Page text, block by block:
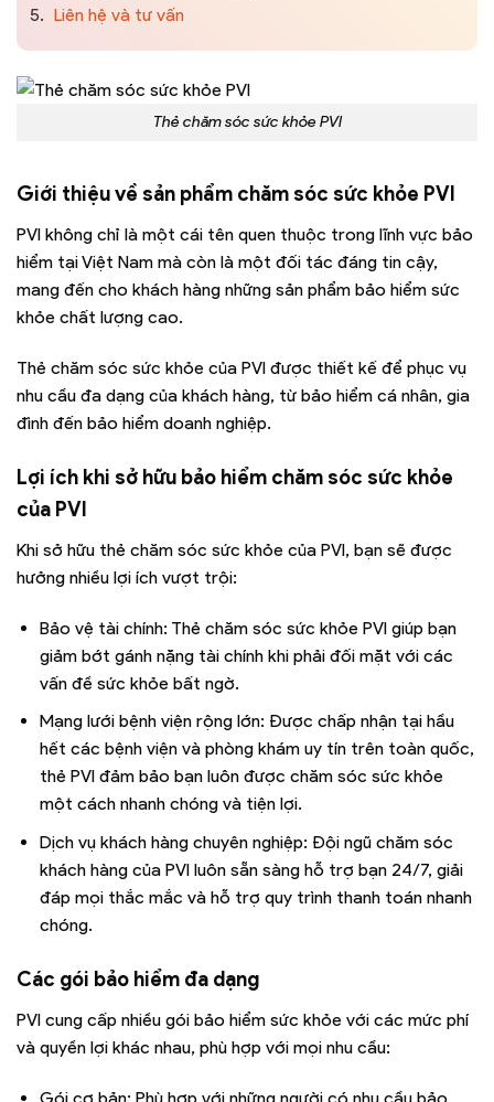
5. Liên hệ và tư vấn
Thẻ chăm sóc sức khỏe PVI
Giới thiệu về sản phẩm chăm sóc sức khỏe PVI
PVI không chỉ là một cái tên quen thuộc trong lĩnh vực bảo
hiểm tại Việt Nam mà còn là một đối tác đáng tin cậy,
mang đến cho khách hàng những sản phẩm bảo hiểm sức
khỏe chất lượng cao.
Thẻ chăm sóc sức khỏe của PVI được thiết kế để phục vụ
nhu cầu đa dạng của khách hàng, từ bảo hiểm cá nhân, gia
đình đến bảo hiểm doanh nghiệp.
Lợi ích khi sở hữu bảo hiểm chăm sóc sức khỏe
của PVI
Khi sở hữu thẻ chăm sóc sức khỏe của PVI, bạn sẽ được
hưởng nhiều lợi ích vượt trội:
Bảo vệ tài chính: Thẻ chăm sóc sức khỏe PVI giúp bạn
giảm bớt gánh nặng tài chính khi phải đối mặt với các
vấn đề sức khỏe bất ngờ.
Mạng lưới bệnh viện rộng lớn: Được chấp nhận tại hầu
hết các bệnh viện và phòng khám uy tín trên toàn quốc,
thẻ PVI đảm bảo bạn luôn được chăm sóc sức khỏe
một cách nhanh chóng và tiện lợi.
Dịch vụ khách hàng chuyên nghiệp: Đội ngũ chăm sóc
khách hàng của PVI luôn sẵn sàng hỗ trợ bạn 24/7, giải
đáp mọi thắc mắc và hỗ trợ quy trình thanh toán nhanh
chóng.
Các gói bảo hiểm đa dạng
PVI cung cấp nhiều gói bảo hiểm sức khỏe với các mức phí
và quyền lợi khác nhau, phù hợp với mọi nhu cầu: